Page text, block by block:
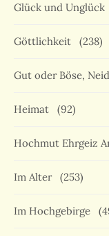
Glück und Unglück
Göttlichkeit (238)
Gut oder Böse,
Heimat (92)
Hochmut Ehrgeiz
Im Alter (253)
Im Hochgebirge